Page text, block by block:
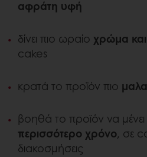
αφράτη υφή
δίνει πιο ωραίο χρώμα
cakes
κρατά το προϊόν πιο
βοηθά το προϊόν να μένει
περισσότερο χρόνο, σε
διακοσμήσεις